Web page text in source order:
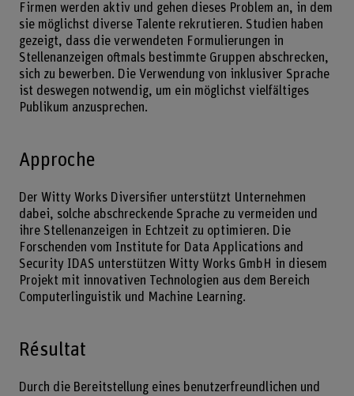
Firmen werden aktiv und gehen dieses Problem an, in dem
sie möglichst diverse Talente rekrutieren. Studien haben
gezeigt, dass die verwendeten Formulierungen in
Stellenanzeigen oftmals bestimmte Gruppen abschrecken,
sich zu bewerben. Die Verwendung von inklusiver Sprache
ist deswegen notwendig, um ein möglichst vielfältiges
Publikum anzusprechen.
Approche
Der Witty Works Diversifier unterstützt Unternehmen
dabei, solche abschreckende Sprache zu vermeiden und
ihre Stellenanzeigen in Echtzeit zu optimieren. Die
Forschenden vom Institute for Data Applications and
Security IDAS unterstützen Witty Works GmbH in diesem
Projekt mit innovativen Technologien aus dem Bereich
Computerlinguistik und Machine Learning.
Résultat
Durch die Bereitstellung eines benutzerfreundlichen und